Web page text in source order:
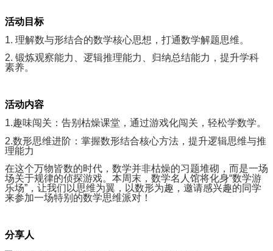
活动目标
1. 理解数与形结合的数学核心思想，打通数学解题思维。
2. 锻炼观察能力、逻辑推理能力、归纳总结能力，提升学科
素养。
活动内容
1.趣味闯关：告别枯燥课堂，通过游戏化闯关，轻松学数学。
2.数形思维进阶：掌握数形结合核心方法，提升逻辑思维与推
理能力
在这个万物皆数的时代，数学并非枯燥的习题堆砌，而是一场
场关于规律的侦探游戏。本周末，数学名人馆将化身“数学游
乐场”，让我们以思维为翼，以数形为趣，邀请感兴趣的同学
来参加一场特别的数学思维派对！
分享人